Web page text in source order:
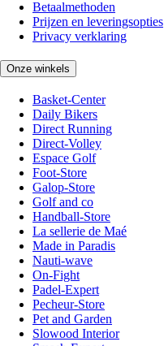
Betaalmethoden
Prijzen en leveringsopties
Privacy verklaring
Onze winkels
Basket-Center
Daily Bikers
Direct Running
Direct-Volley
Espace Golf
Foot-Store
Galop-Store
Golf and co
Handball-Store
La sellerie de Maé
Made in Paradis
Nauti-wave
On-Fight
Padel-Expert
Pecheur-Store
Pet and Garden
Slowood Interior